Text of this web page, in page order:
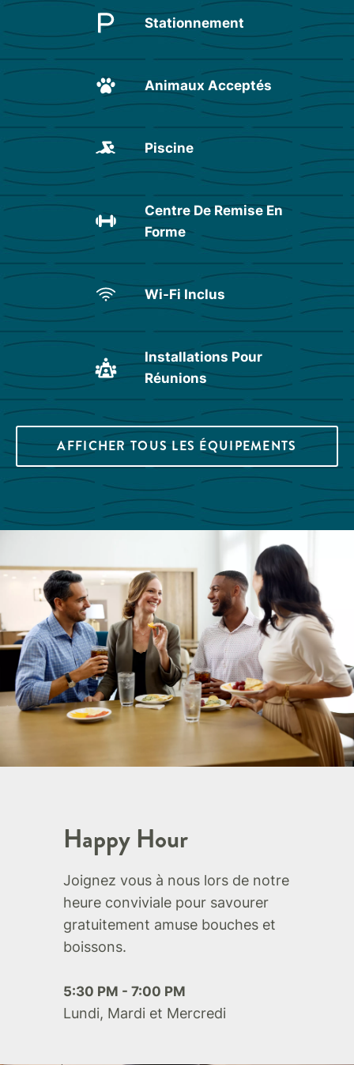
Stationnement
Animaux Acceptés
Piscine
Centre De Remise En
Forme
Wi-Fi Inclus
Installations Pour
Réunions
AFFICHER TOUS LES ÉQUIPEMENTS
Happy Hour
Joignez vous à nous lors de notre
heure conviviale pour savourer
gratuitement amuse bouches et
boissons.
5:30 PM - 7:00 PM
Lundi, Mardi et Mercredi